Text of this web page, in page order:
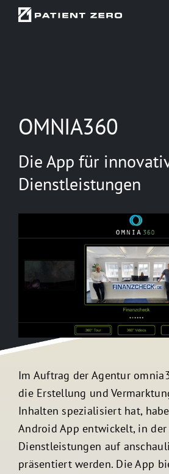
Zum
Inhalt
Beratung & Konzept
Technologien
Use Cases
Kontakt
OMNIA360
Die App für
Dienstleistungen
Im Auftrag der Agentur
die Erstellung und
Inhalten spezialisiert hat,
Android App entwickelt, in
Dienstleistungen auf
präsentiert werden. Die App